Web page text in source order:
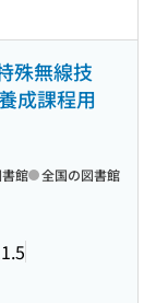
殊無線技
成課程用
館 全国の図書館